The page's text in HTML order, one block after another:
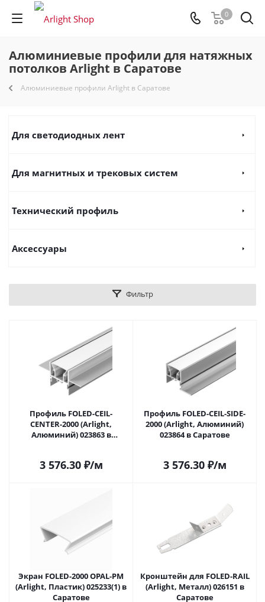
0
Алюминиевые профили для натяжных
потолков Arlight в Саратове
Алюминиевые профили Arlight в Саратове
Для светодиодных лент
Для магнитных и трековых систем
Технический профиль
Аксессуары
Фильтр
Профиль FOLED-CEIL-
CENTER-2000 (Arlight,
Алюминий) 023863 в
3 576.30₽/м
Профиль FOLED-CEIL-SIDE-
2000 (Arlight, Алюминий)
023864 в Саратове
3 576.30₽/м
Экран FOLED-2000 OPAL-PM
(Arlight, Пластик) 025233(1) в
Саратове
Кронштейн для FOLED-RAIL
(Arlight, Металл) 026151 в
Саратове